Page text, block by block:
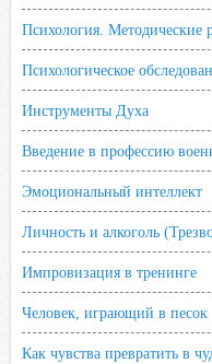
Психология. Методические
Психологическое
Инструменты Духа
Введение в профессию
Эмоциональный интеллект
Личность и алкоголь
Импровизация в тренинге
Человек, играющий в песок
Как чувства превратить в